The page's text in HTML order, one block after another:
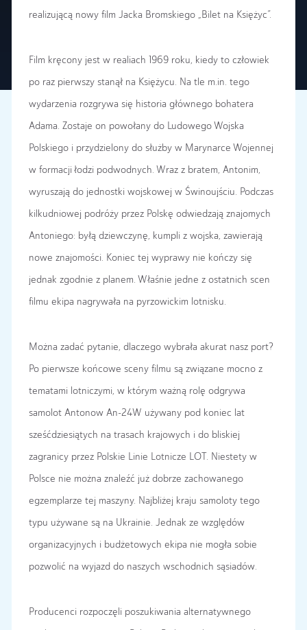
realizującą nowy film Jacka Bromskiego „Bilet na Księżyc”.
Film kręcony jest w realiach 1969 roku, kiedy to człowiek
po raz pierwszy stanął na Księżycu. Na tle m.in. tego
wydarzenia rozgrywa się historia głównego bohatera
Adama. Zostaje on powołany do Ludowego Wojska
Polskiego i przydzielony do służby w Marynarce Wojennej
w formacji łodzi podwodnych. Wraz z bratem, Antonim,
wyruszają do jednostki wojskowej w Świnoujściu. Podczas
kilkudniowej podróży przez Polskę odwiedzają znajomych
Antoniego: byłą dziewczynę, kumpli z wojska, zawierają
nowe znajomości. Koniec tej wyprawy nie kończy się
jednak zgodnie z planem. Właśnie jedne z ostatnich scen
filmu ekipa nagrywała na pyrzowickim lotnisku.
Można zadać pytanie, dlaczego wybrała akurat nasz port?
Po pierwsze końcowe sceny filmu są związane mocno z
tematami lotniczymi, w którym ważną rolę odgrywa
samolot Antonow An-24W używany pod koniec lat
sześćdziesiątych na trasach krajowych i do bliskiej
zagranicy przez Polskie Linie Lotnicze LOT. Niestety w
Polsce nie można znaleźć już dobrze zachowanego
egzemplarze tej maszyny. Najbliżej kraju samoloty tego
typu używane są na Ukrainie. Jednak ze względów
organizacyjnych i budżetowych ekipa nie mogła sobie
pozwolić na wyjazd do naszych wschodnich sąsiadów.
Producenci rozpoczęli poszukiwania alternatywnego